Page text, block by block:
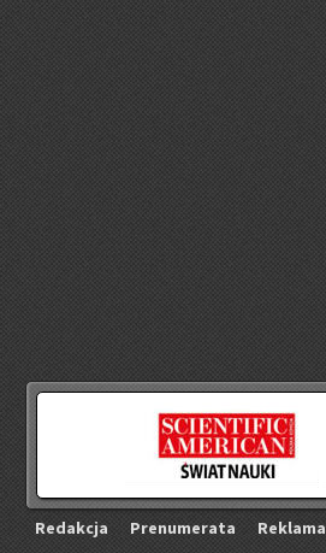
Re­dak­cja Pre­nu­me­ra­ta Re­kla­ma